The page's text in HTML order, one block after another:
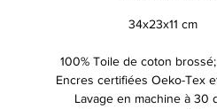
34x23x11 cm
100% Toile de coton
Encres certifiées Oeko-Tex
Lavage en machine à 30